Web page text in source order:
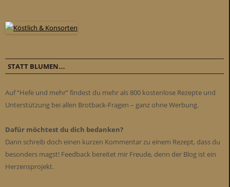
STATT BLUMEN…
Auf “Hefe und mehr” findest du mehr als 800 kostenlose Rezepte und
Unterstützung bei allen Brotback-Fragen – ganz ohne Werbung.
Dafür möchtest du dich bedanken?
Dann schreib doch einen kurzen Kommentar zu einem Rezept, dass du
besonders magst! Feedback bereitet mir Freude, denn der Blog ist ein
Herzensprojekt.